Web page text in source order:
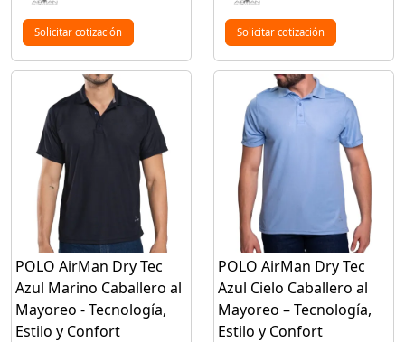
Solicitar cotización Solicitar cotización
POLO AirMan Dry Tec
Azul Marino Caballero al
Mayoreo - Tecnología,
Estilo y Confort
POLO AirMan Dry Tec
Azul Cielo Caballero al
Mayoreo – Tecnología,
Estilo y Confort